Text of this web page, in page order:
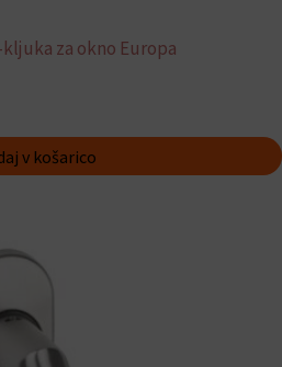
za okno Europa
v košarico